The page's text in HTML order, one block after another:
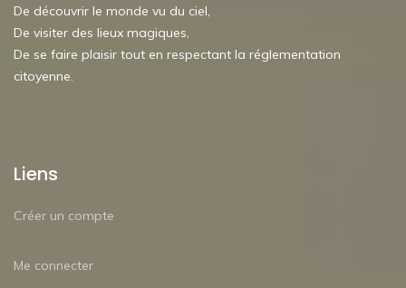
De découvrir le monde vu du ciel,
De visiter des lieux magiques,
De se faire plaisir tout en respectant la réglementation
citoyenne.
Liens
Créer un compte
Me connecter